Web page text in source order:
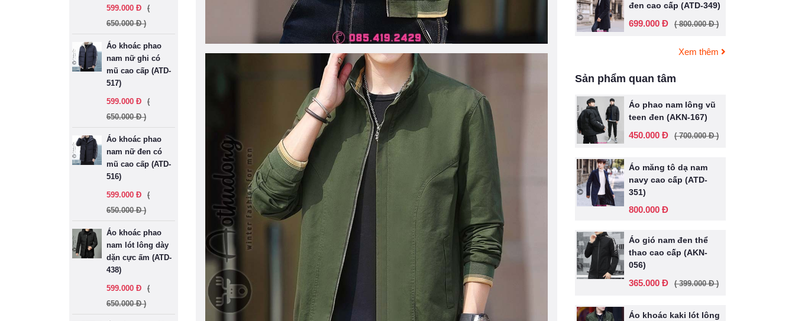
599.000 Đ
(
650.000 Đ )
Áo khoác phao
nam nữ ghi có
mũ cao cấp (ATD-
517)
599.000 Đ
(
650.000 Đ )
Áo khoác phao
nam nữ đen có
mũ cao cấp (ATD-
516)
599.000 Đ
(
650.000 Đ )
Áo khoác phao
nam lót lông dày
dặn cực ấm (ATD-
438)
599.000 Đ
(
650.000 Đ )
đen cao cấp (ATD-349)
699.000 Đ ( 800.000 Đ )
Xem thêm
Sản phẩm quan tâm
Áo phao nam lông vũ
teen đen (AKN-167)
450.000 Đ ( 700.000 Đ )
Áo măng tô dạ nam
navy cao cấp (ATD-
351)
800.000 Đ
Áo gió nam đen thể
thao cao cấp (AKN-
056)
365.000 Đ ( 399.000 Đ )
Áo khoác kaki lót lông